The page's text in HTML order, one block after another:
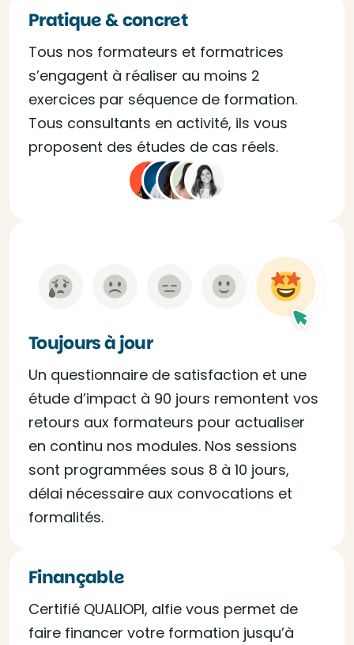
Pratique & concret
Tous nos formateurs et formatrices
s’engagent à réaliser au moins 2
exercices par séquence de formation.
Tous consultants en activité, ils vous
proposent des études de cas réels.
Toujours à jour
Un questionnaire de satisfaction et une
étude d’impact à 90 jours remontent vos
retours aux formateurs pour actualiser
en continu nos modules. Nos sessions
sont programmées sous 8 à 10 jours,
délai nécessaire aux convocations et
formalités.
Finançable
Certifié QUALIOPI, alfie vous permet de
faire financer votre formation jusqu’à